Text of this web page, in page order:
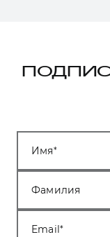
Имя
Фамилия
Email